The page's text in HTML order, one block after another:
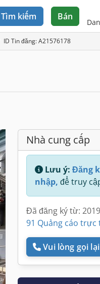
Tìm kiếm Bán
ID Tin đăng: A21576178
Nhà cung cấp
Lưu ý: Đăng
nhập, để truy
Đã đăng ký từ: 2019
91 Quảng cáo trực
Vui lòng gọi